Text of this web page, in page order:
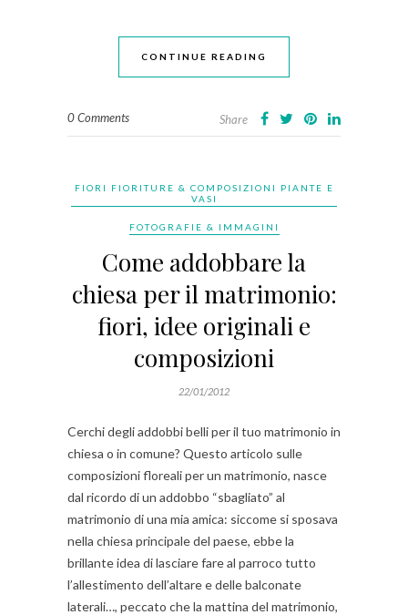
CONTINUE READING
0 Comments Share
FIORI FIORITURE & COMPOSIZIONI PIANTE E
VASI
FOTOGRAFIE & IMMAGINI
Come addobbare la
chiesa per il matrimonio:
fiori, idee originali e
composizioni
22/01/2012
Cerchi degli addobbi belli per il tuo matrimonio in
chiesa o in comune? Questo articolo sulle
composizioni floreali per un matrimonio, nasce
dal ricordo di un addobbo “sbagliato” al
matrimonio di una mia amica: siccome si sposava
nella chiesa principale del paese, ebbe la
brillante idea di lasciare fare al parroco tutto
l’allestimento dell’altare e delle balconate
laterali…, peccato che la mattina del matrimonio,